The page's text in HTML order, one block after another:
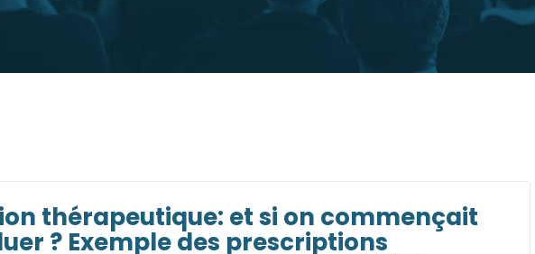
thérapeutique: et si on commençait
? Exemple des prescriptions